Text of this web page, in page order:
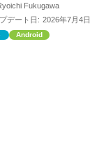
Fukugawa
デート日: 2026年7月4日
Android